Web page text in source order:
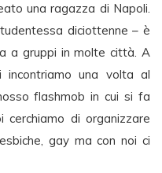
una ragazza di Napoli.
diciottenne – è
a gruppi in molte città. A
incontriamo una volta al
flashmob in cui si fa
cerchiamo di organizzare
gay ma con noi ci